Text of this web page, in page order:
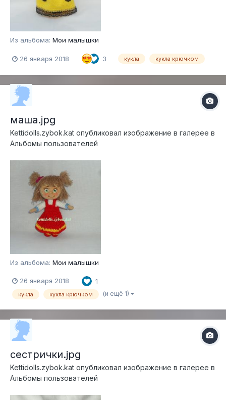
Из альбома: Мои малышки
26 января 2018 3 кукла кукла крючком
маша.jpg
Kettidolls.zybok.kat опубликовал изображение в галерее в
Альбомы пользователей
Из альбома: Мои малышки
26 января 2018 1
кукла кукла крючком (и ещё 1)
сестрички.jpg
Kettidolls.zybok.kat опубликовал изображение в галерее в
Альбомы пользователей